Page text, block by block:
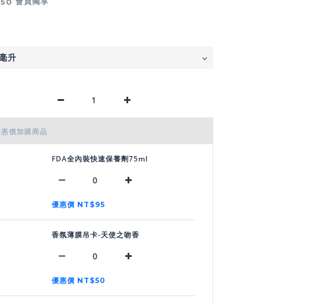
價加購商品
FDA全內裝快速保養劑75ml
優惠價 NT$95
香氛薄膜吊卡-天使之吻香
優惠價 NT$50